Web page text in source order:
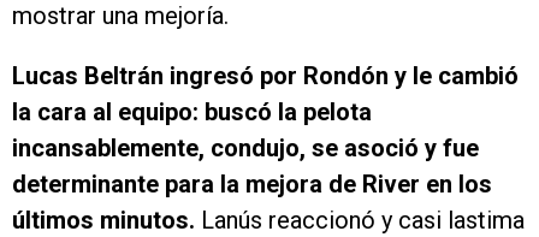
mostrar una mejoría.
Lucas Beltrán ingresó por Rondón y le cambió
la cara al equipo: buscó la pelota
incansablemente, condujo, se asoció y fue
determinante para la mejora de River en los
últimos minutos. Lanús reaccionó y casi lastima